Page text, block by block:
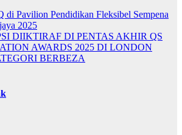
di Pavilion Pendidikan Fleksibel Sempena
2025
DIIKTIRAF DI PENTAS AKHIR QS
AWARDS 2025 DI LONDON
BERBEZA